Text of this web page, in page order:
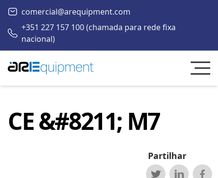
comercial@arequipment.com
+351 227 157 100 (chamada para rede fixa
nacional)
CE &#8211; M7
Partilhar